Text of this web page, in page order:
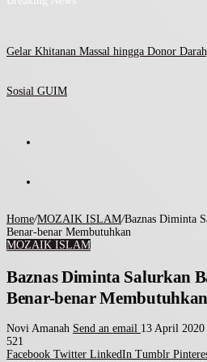
Gelar Khitanan Massal hingga Donor
Sosial GUIM
Home/MOZAIK ISLAM/Baznas Diminta
Benar-benar Membutuhkan
MOZAIK ISLAM
Baznas Diminta Salurkan
Benar-benar Membutuhkan
Novi Amanah Send an email 13 April 2020
521
Facebook Twitter LinkedIn Tumblr